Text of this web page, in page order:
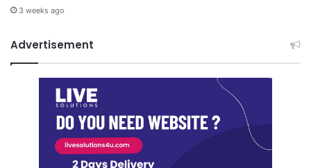
3 weeks ago
Advertisement